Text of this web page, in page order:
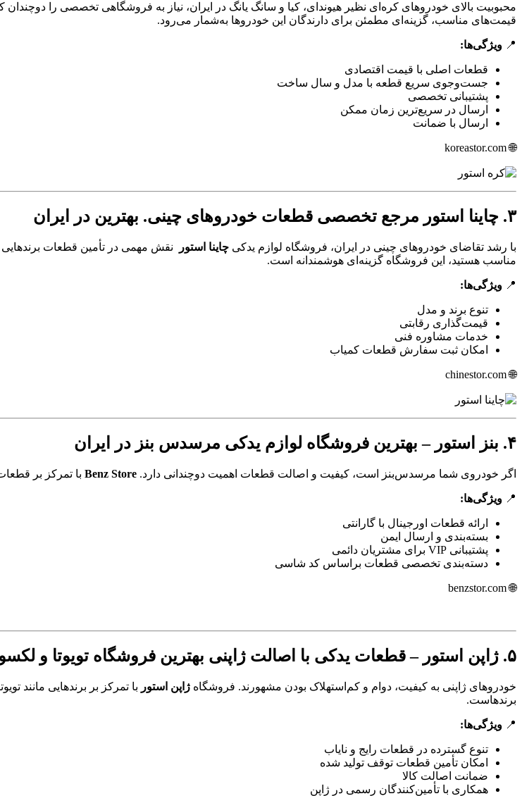
محبوبیت بالای خودروهای کره‌ای نظیر هیوندای، کیا و سانگ یانگ در ایران، نیاز به فروشگاهی تخصصی را
قیمت‌های مناسب، گزینه‌ای مطمئن برای دارندگان این خودروها به‌شمار می‌رود.
📍 ویژگی‌ها:
قطعات اصلی با قیمت اقتصادی
جست‌وجوی سریع قطعه با مدل و سال ساخت
پشتیبانی تخصصی
ارسال در سریع‌ترین زمان ممکن
ارسال با ضمانت
🌐 koreastor.com
۳. چاینا استور مرجع تخصصی قطعات خودروهای چینی. بهترین در ایران
با رشد تقاضای خودروهای چینی در ایران، فروشگاه لوازم یدکی چاینا استور نقش مهمی در تأمین قطعات برندهایی
مناسب هستید، این فروشگاه گزینه‌ای هوشمندانه است.
📍 ویژگی‌ها:
تنوع برند و مدل
قیمت‌گذاری رقابتی
خدمات مشاوره فنی
امکان ثبت سفارش قطعات کمیاب
🌐 chinestor.com
۴. بنز استور – بهترین فروشگاه لوازم یدکی مرسدس بنز در ایران
اگر خودروی شما مرسدس‌بنز است، کیفیت و اصالت قطعات اهمیت دوچندانی دارد. Benz Store با تمرکز بر
📍 ویژگی‌ها:
ارائه قطعات اورجینال با گارانتی
بسته‌بندی و ارسال ایمن
پشتیبانی VIP برای مشتریان دائمی
دسته‌بندی تخصصی قطعات براساس کد شاسی
🌐 benzstor.com
۵. ژاپن استور – قطعات یدکی با اصالت ژاپنی بهترین فروشگاه تویوتا و لکسوس در ایران
خودروهای ژاپنی به کیفیت، دوام و کم‌استهلاک بودن مشهورند. فروشگاه ژاپن استور با تمرکز بر برندهایی مانند
برندهاست.
📍 ویژگی‌ها:
تنوع گسترده در قطعات رایج و نایاب
امکان تأمین قطعات توقف تولید شده
ضمانت اصالت کالا
همکاری با تأمین‌کنندگان رسمی در ژاپن